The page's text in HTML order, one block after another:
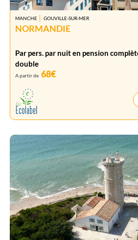
MANCHE GOUVILLE-SUR-MER
NORMANDIE
Par pers. par nuit en pension
double
A partir de 68€